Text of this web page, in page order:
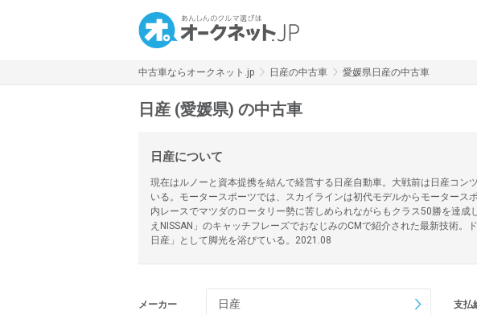
中古車ならオークネット.jp 日産の中古車 愛媛県日産の中古車
日産 (愛媛県) の中古車
日産について
現在はルノーと資本提携を結んで経営する日産自動車。大戦前は日産コ
いる。モータースポーツでは、スカイラインは初代モデルからモーター
内レースでマツダのロータリー勢に苦しめられながらもクラス50勝を達
えNISSAN」のキャッチフレーズでおなじみのCMで紹介された最新技術
日産」として脚光を浴びている。2021.08
メーカー 日産 支払